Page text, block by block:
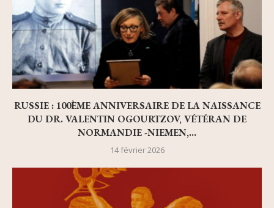
RUSSIE : 100ÈME ANNIVERSAIRE DE LA NAISSANCE
DU DR. VALENTIN OGOURTZOV, VÉTÉRAN DE
NORMANDIE -NIEMEN,...
14 février 2026